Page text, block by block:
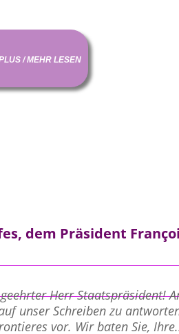
/ MEHR LESEN
dem Präsident
Herr Staatspräsident!
unser Schreiben zu
vor. Wir baten Sie,